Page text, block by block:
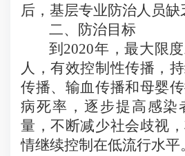
后，基层专业防治人员缺
二、防治目标
到 2020年，最大限
人，有效控制性传播，
传播、输血传播和母婴
病死率，逐步提高感染
量，不断减少社会歧视
情继续控制在低流行水平